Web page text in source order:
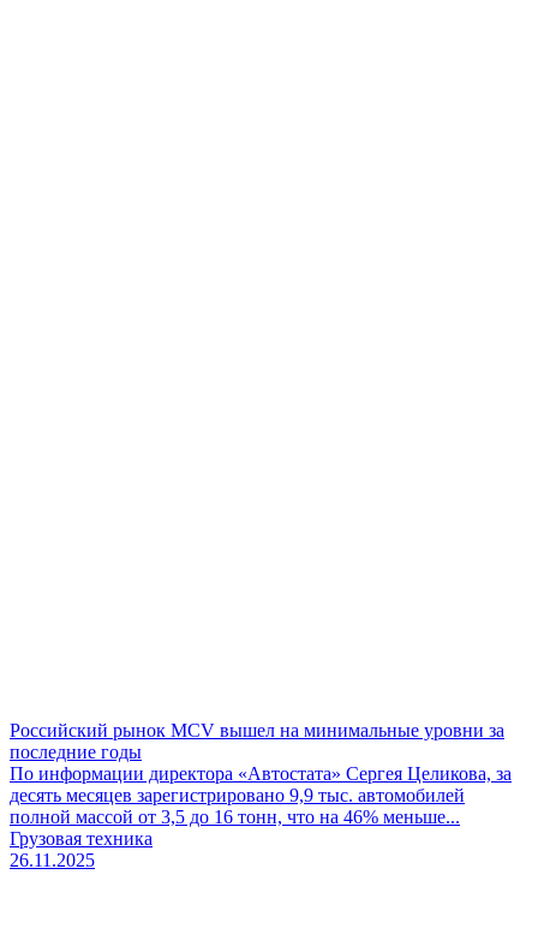
Российский рынок MCV вышел на минимальные уровни за
последние годы
По информации директора «Автостата» Сергея Целикова, за
десять месяцев зарегистрировано 9,9 тыс. автомобилей
полной массой от 3,5 до 16 тонн, что на 46% меньше...
Грузовая техника
26.11.2025